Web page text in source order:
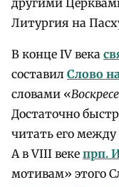
Литургия на
В конце IV века
составил Слово
словами «
Достаточно
читать его
А в VIII веке прп.
мотивам» этого